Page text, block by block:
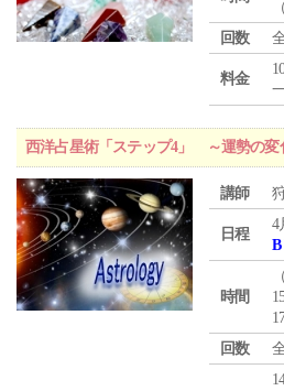
回数
料金
西洋占星術「ステップ4」 ～運勢の変
講師
日程
4
B
時間
（
回数